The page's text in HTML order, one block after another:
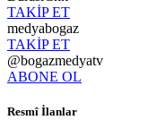
TAKİP ET
medyabogaz
TAKİP ET
@bogazmedyatv
ABONE OL
Resmî İlanlar